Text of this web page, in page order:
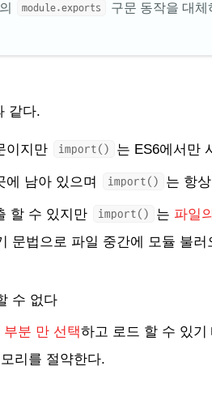
module.exports
구문 동작을 대체
같다.
이지만 import() 는 ES6에서만
에 남아 있으며 import() 는 항상
할 수 있지만 import() 는 파일
문법으로 파일 중간에 모듈 불러
수 없다
분 만 선택하고 로드 할 수 있기
리를 절약한다.